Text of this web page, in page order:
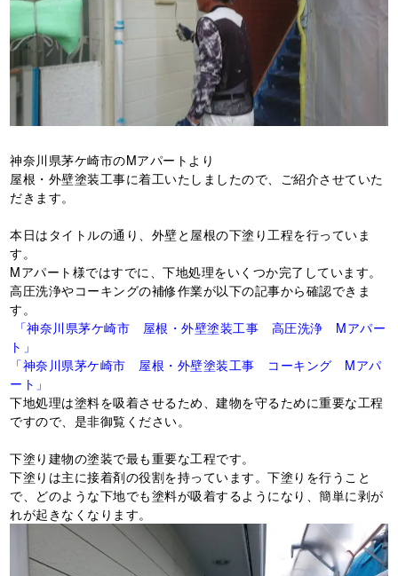
神奈川県茅ケ崎市のMアパートより
屋根・外壁塗装工事に着工いたしましたので、ご紹介させていた
だきます。
本日はタイトルの通り、外壁と屋根の下塗り工程を行っていま
す。
Mアパート様ではすでに、下地処理をいくつか完了しています。
高圧洗浄やコーキングの補修作業が以下の記事から確認できま
す。
「神奈川県茅ケ崎市 屋根・外壁塗装工事 高圧洗浄 Mアパー
ト」
「神奈川県茅ケ崎市 屋根・外壁塗装工事 コーキング Mアパ
ート」
下地処理は塗料を吸着させるため、建物を守るために重要な工程
ですので、是非御覧ください。
下塗り建物の塗装で最も重要な工程です。
下塗りは主に接着剤の役割を持っています。下塗りを行うこと
で、どのような下地でも塗料が吸着するようになり、簡単に剥が
れが起きなくなります。